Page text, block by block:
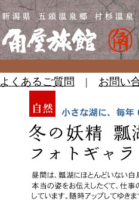
よくあるご質問 | お問い